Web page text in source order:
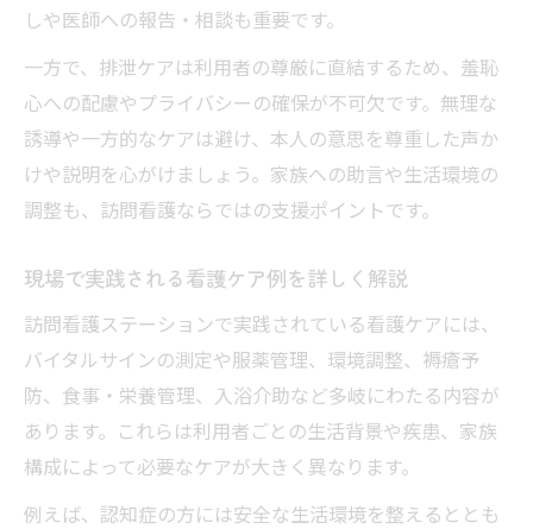
しや医師への報告・相談も重要です。
一方で、排泄ケアは利用者の尊厳に直結するため、羞恥
心への配慮やプライバシーの確保が不可欠です。無理な
誘導や一方的なケアは避け、本人の意思を尊重した声か
けや説明を心がけましょう。家族への助言や生活環境の
調整も、訪問看護ならではの支援ポイントです。
現場で実践される看護ケア例を詳しく解説
訪問看護ステーションで実践されている看護ケアには、
バイタルサインの測定や服薬管理、環境調整、褥瘡予
防、食事・栄養管理、入浴介助など多岐にわたる内容が
あります。これらは利用者ごとの生活背景や疾患、家族
構成によって必要なケアが大きく異なります。
例えば、認知症の方には安全な生活環境を整えるととも